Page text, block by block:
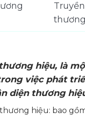
hiệu, là
việc phát
diện thương
hiệu: bao